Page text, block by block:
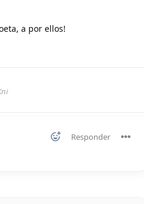
a por ellos!
Responder